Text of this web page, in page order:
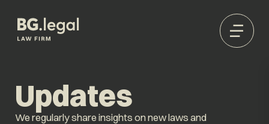
Updates
We regularly share insights on new laws and